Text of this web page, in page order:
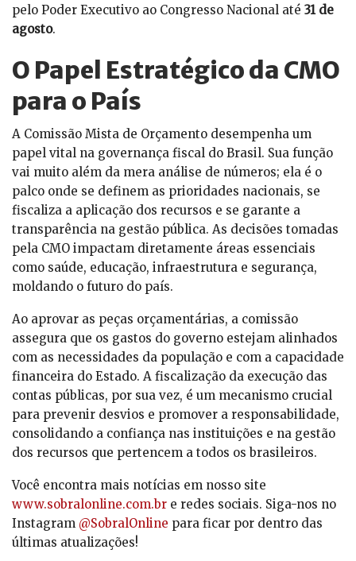
pelo Poder Executivo ao Congresso Nacional até 31 de
agosto.
O Papel Estratégico da CMO
para o País
A Comissão Mista de Orçamento desempenha um
papel vital na governança fiscal do Brasil. Sua função
vai muito além da mera análise de números; ela é o
palco onde se definem as prioridades nacionais, se
fiscaliza a aplicação dos recursos e se garante a
transparência na gestão pública. As decisões tomadas
pela CMO impactam diretamente áreas essenciais
como saúde, educação, infraestrutura e segurança,
moldando o futuro do país.
Ao aprovar as peças orçamentárias, a comissão
assegura que os gastos do governo estejam alinhados
com as necessidades da população e com a capacidade
financeira do Estado. A fiscalização da execução das
contas públicas, por sua vez, é um mecanismo crucial
para prevenir desvios e promover a responsabilidade,
consolidando a confiança nas instituições e na gestão
dos recursos que pertencem a todos os brasileiros.
Você encontra mais notícias em nosso site
www.sobralonline.com.br e redes sociais. Siga-nos no
Instagram @SobralOnline para ficar por dentro das
últimas atualizações!